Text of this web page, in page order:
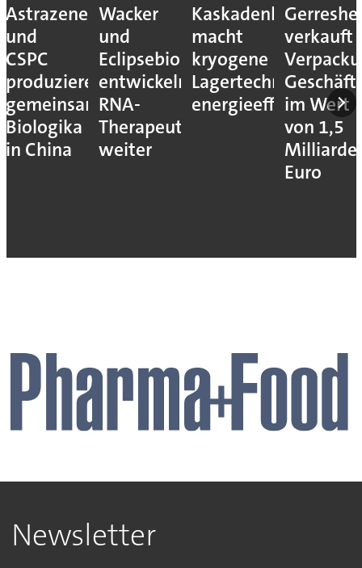
Astrazeneca
und
CSPC
produzieren
gemeinsam
Biologika
in China
Wacker
und
Eclipsebio
entwickeln
RNA-
Therapeutika
weiter
Kaskadenkonzept
macht
kryogene
Lagertechnik
energieeffizienter
verkauft
im Wert
von 1,5
Euro
Newsletter